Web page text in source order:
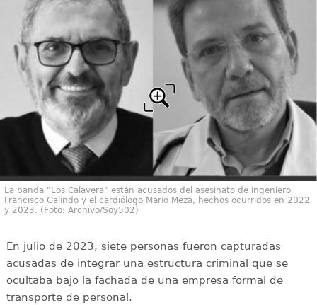
La banda "Los Calavera" están acusados del asesinato de ingeniero
Francisco Galindo y el cardiólogo Mario Meza, hechos ocurridos en 2022
y 2023. (Foto: Archivo/Soy502)
En julio de 2023, siete personas fueron capturadas
acusadas de integrar una estructura criminal que se
ocultaba bajo la fachada de una empresa formal de
transporte de personal.